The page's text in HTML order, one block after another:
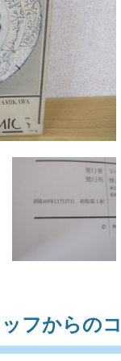
フからの